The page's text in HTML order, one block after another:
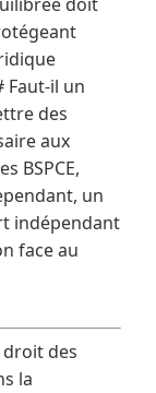
Faut-il un
des
aux
BSPCE,
un
indépendant
face au
des
la